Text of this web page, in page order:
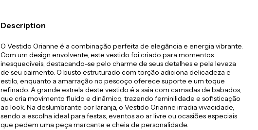
Description
O Vestido Orianne é a combinação perfeita de elegância e energia vibrante.
Com um design envolvente, este vestido foi criado para momentos
inesquecíveis, destacando-se pelo charme de seus detalhes e pela leveza
de seu caimento. O busto estruturado com torção adiciona delicadeza e
estilo, enquanto a amarração no pescoço oferece suporte e um toque
refinado. A grande estrela deste vestido é a saia com camadas de babados,
que cria movimento fluido e dinâmico, trazendo feminilidade e sofisticação
ao look. Na deslumbrante cor laranja, o Vestido Orianne irradia vivacidade,
sendo a escolha ideal para festas, eventos ao ar livre ou ocasiões especiais
que pedem uma peça marcante e cheia de personalidade.